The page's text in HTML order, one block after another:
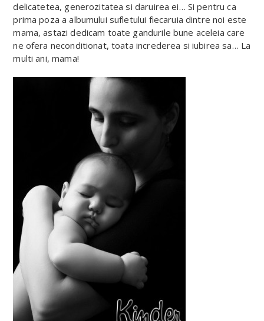
delicatetea, generozitatea si daruirea ei… Si pentru ca
prima poza a albumului sufletului fiecaruia dintre noi este
mama, astazi dedicam toate gandurile bune aceleia care
ne ofera neconditionat, toata increderea si iubirea sa… La
multi ani, mama!